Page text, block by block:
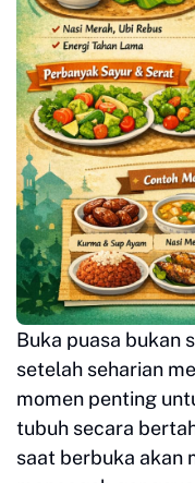
Buka puasa bukan
setelah seharian
momen penting
tubuh secara
saat berbuka akan